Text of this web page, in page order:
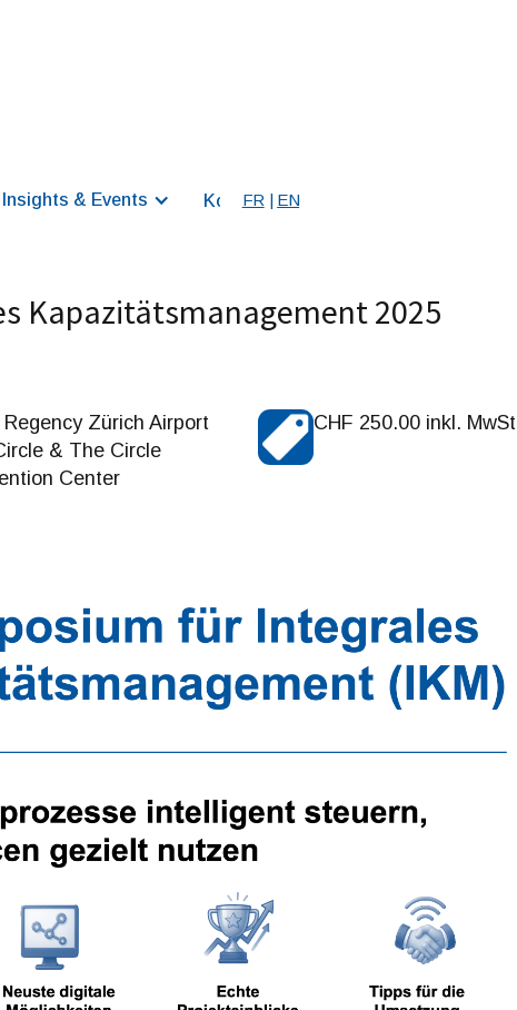
Insights & Events Kontakt
FR | EN
Kapazitätsmanagement 2025
Regency Zürich Airport
& The Circle
Center
CHF 250.00 inkl. MwSt